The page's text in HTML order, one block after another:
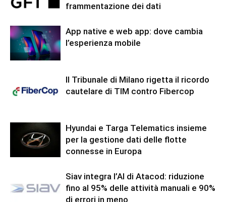
frammentazione dei dati
App native e web app: dove cambia
l’esperienza mobile
Il Tribunale di Milano rigetta il ricordo
cautelare di TIM contro Fibercop
Hyundai e Targa Telematics insieme
per la gestione dati delle flotte
connesse in Europa
Siav integra l’AI di Atacod: riduzione
fino al 95% delle attività manuali e 90%
di errori in meno